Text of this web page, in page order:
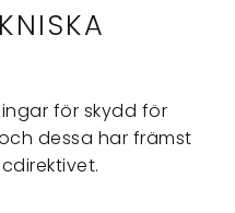
för skydd för
dessa har främst